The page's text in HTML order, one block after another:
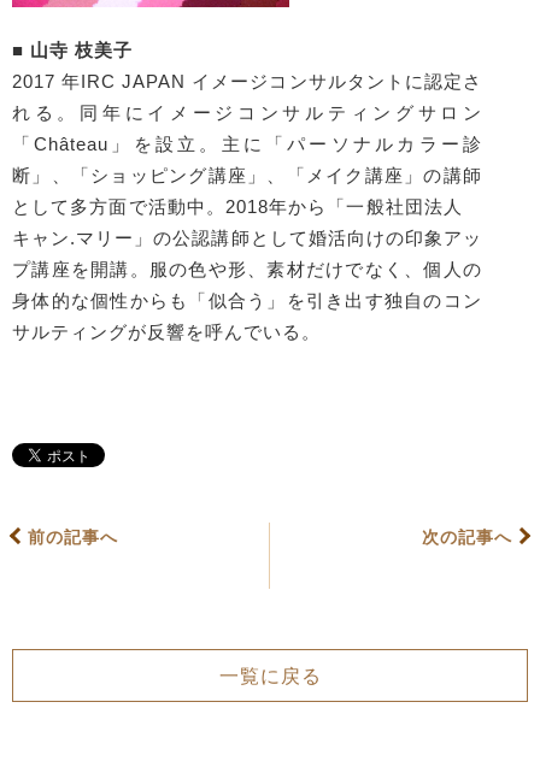
■ 山寺 枝美子
2017 年IRC JAPAN イメージコンサルタントに認定さ
れる。同年にイメージコンサルティングサロン
「Château」を設立。主に「パーソナルカラー診
断」、「ショッピング講座」、「メイク講座」の講師
として多方面で活動中。2018年から「一般社団法人
キャン.マリー」の公認講師として婚活向けの印象アッ
プ講座を開講。服の色や形、素材だけでなく、個人の
身体的な個性からも「似合う」を引き出す独自のコン
サルティングが反響を呼んでいる。
前の記事へ 次の記事へ
一覧に戻る